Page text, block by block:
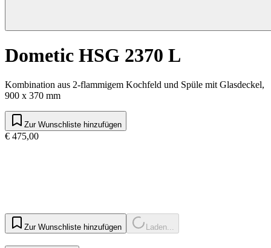
Dometic HSG 2370 L
Kombination aus 2-flammigem Kochfeld und Spüle mit Glasdeckel,
900 x 370 mm
Zur Wunschliste hinzufügen
€ 475,00
Zur Wunschliste hinzufügen Laden...